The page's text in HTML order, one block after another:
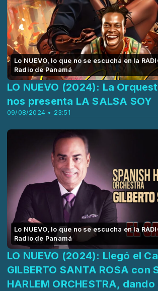
Lo NUEVO, lo que no se escucha en la
Radio de Panamá
09/08/2024 • 23:51
LO NUEVO (2024): La
nos presenta LA SALSA SOY
Lo NUEVO, lo que no se escucha en la
Radio de Panamá
LO NUEVO (2024): Llegó el
GILBERTO SANTA ROSA con
HARLEM ORCHESTRA,